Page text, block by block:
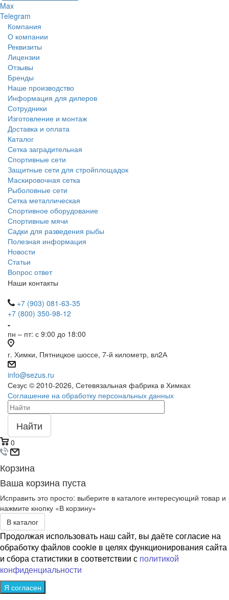
Max
Telegram
Компания
О компании
Реквизиты
Лицензии
Отзывы
Бренды
Наше производство
Информация для дилеров
Сотрудники
Изготовление и монтаж
Доставка и оплата
Каталог
Сетка заградительная
Спортивные сети
Защитные сети для стройплощадок
Маскировочная сетка
Рыболовные сети
Сетка металлическая
Спортивное оборудование
Спортивные мячи
Садки для разведения рыбы
Полезная информация
Новости
Статьи
Вопрос ответ
Наши контакты
+7 (903) 081-63-35
+7 (800) 350-98-12
пн – пт: с 9:00 до 18:00
г. Химки, Пятницкое шоссе, 7-й километр, вл2А
info@sezus.ru
Сезус © 2010-2026, Сетевязальная фабрика в Химках
Соглашение на обработку персональных данных
Найти
0
Корзина
Ваша корзина пуста
Исправить это просто: выберите в каталоге интересующий товар и
нажмите кнопку «В корзину»
В каталог
Продолжая использовать наш сайт, вы даёте согласие на
обработку файлов cookie в целях функционирования сайта
и сбора статистики в соответствии с политикой
конфиденциальности
Я согласен